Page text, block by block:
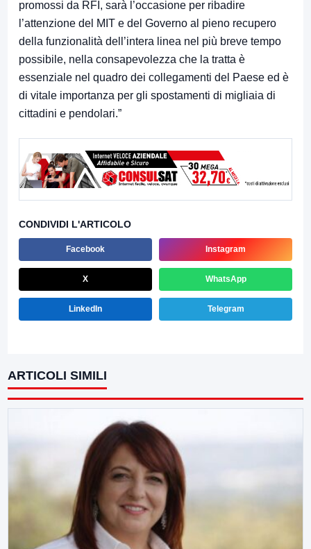
promossi da RFI, sarà l’occasione per ribadire
l’attenzione del MIT e del Governo al pieno recupero
della funzionalità dell’intera linea nel più breve tempo
possibile, nella consapevolezza che la tratta è
essenziale nel quadro dei collegamenti del Paese ed è
di vitale importanza per gli spostamenti di migliaia di
cittadini e pendolari.”
CONDIVIDI L'ARTICOLO
Facebook Instagram
X WhatsApp
LinkedIn Telegram
ARTICOLI SIMILI